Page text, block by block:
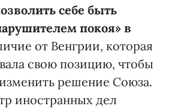
себе быть
покоя» в
от Венгрии, которая
свою позицию, чтобы
решение Союза.
иностранных дел